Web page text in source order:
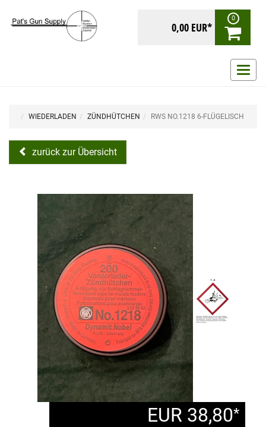
0,00 EUR*
0
ein-/
WIEDERLADEN ZÜNDHÜTCHEN RWS NO.1218 6-FLÜGELISCH
zurück zur Übersicht
EUR 38,80*